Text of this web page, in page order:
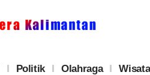
Politik Olahraga Wisata